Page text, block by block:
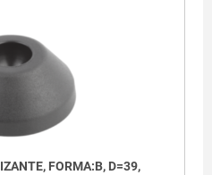
FORMA:B, D=39,